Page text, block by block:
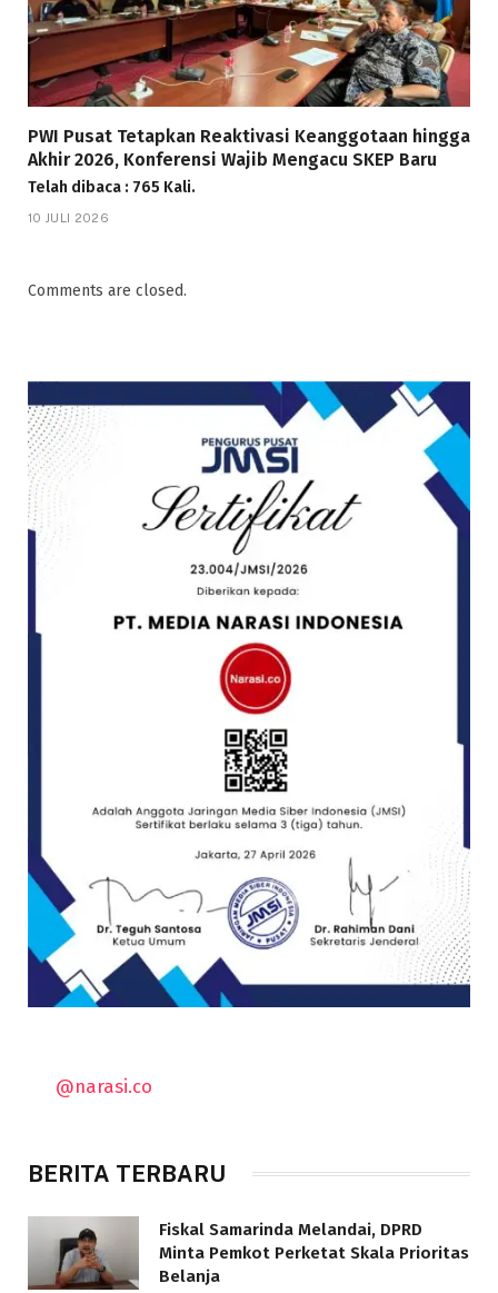
PWI Pusat Tetapkan Reaktivasi Keanggotaan hingga
Akhir 2026, Konferensi Wajib Mengacu SKEP Baru
Telah dibaca : 765 Kali.
10 JULI 2026
Comments are closed.
@narasi.co
BERITA TERBARU
Fiskal Samarinda Melandai, DPRD
Minta Pemkot Perketat Skala Prioritas
Belanja